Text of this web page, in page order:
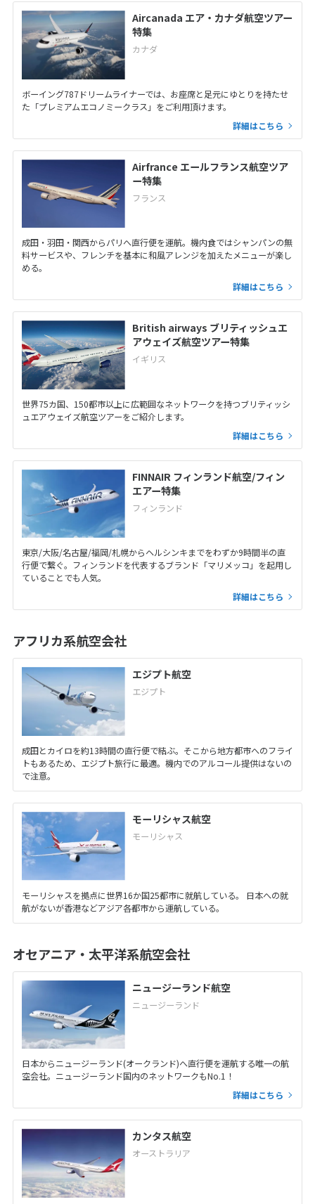
Aircanada エア・カナダ航空ツアー
特集
カナダ
ボーイング787ドリームライナーでは、お座席と足元にゆとりを持たせ
た「プレミアムエコノミークラス」をご利用頂けます。
詳細はこちら
Airfrance エールフランス航空ツア
ー特集
フランス
成田・羽田・関西からパリへ直行便を運航。機内食ではシャンパンの無
料サービスや、フレンチを基本に和風アレンジを加えたメニューが楽し
める。
詳細はこちら
British airways ブリティッシュエ
アウェイズ航空ツアー特集
イギリス
世界75カ国、150都市以上に広範囲なネットワークを持つブリティッシ
ュエアウェイズ航空ツアーをご紹介します。
詳細はこちら
FINNAIR フィンランド航空/フィン
エアー特集
フィンランド
東京/大阪/名古屋/福岡/札幌からヘルシンキまでをわずか9時間半の直
行便で繋ぐ。フィンランドを代表するブランド「マリメッコ」を起用し
ていることでも人気。
詳細はこちら
アフリカ系航空会社
エジプト航空
エジプト
成田とカイロを約13時間の直行便で結ぶ。そこから地方都市へのフライ
トもあるため、エジプト旅行に最適。機内でのアルコール提供はないの
で注意。
モーリシャス航空
モーリシャス
モーリシャスを拠点に世界16か国25都市に就航している。 日本への就
航がないが香港などアジア各都市から運航している。
オセアニア・太平洋系航空会社
ニュージーランド航空
ニュージーランド
日本からニュージーランド(オークランド)へ直行便を運航する唯一の航
空会社。ニュージーランド国内のネットワークもNo.1！
詳細はこちら
カンタス航空
オーストラリア